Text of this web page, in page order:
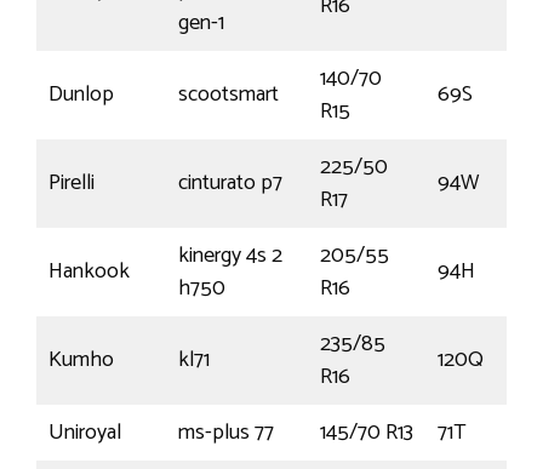
gen-1
Dunlop scootsmart
140/70
R15
69S
Pirelli cinturato p7
225/50
R17
94W
Hankook
kinergy 4s 2
h750
205/55
R16
94H
Kumho kl71
235/85
R16
120Q
Uniroyal
ms-plus 77 145/70 R13
71T